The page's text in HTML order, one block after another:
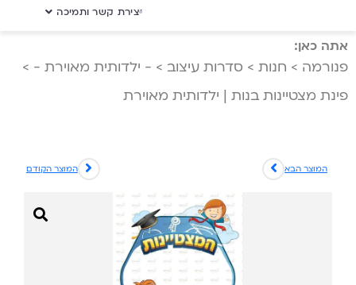
יצירת קשר ותמיכה
אתה כאן:
פנורמה > חנות > סדרות עיצוב > - ילדותית מאוירת - >
פינת מצטיינות בנות | ילדותית מאוירת
המוצר הקודם המוצר הבא